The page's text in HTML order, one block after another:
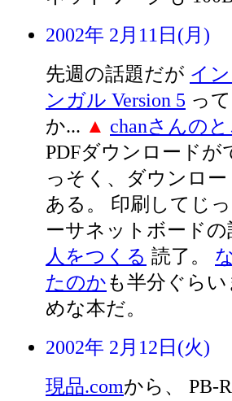
2002年 2月11日(月)
先週の話題だが イ
ンガル Version 5 っ
か... ▲ chanさんの
PDFダウンロード
っそく、ダウンロ
ある。 印刷してじ
ーサネットボードの
人をつくる 読了。
たのかも半分ぐら
めな本だ。
2002年 2月12日(火)
現品.comから、 PB-